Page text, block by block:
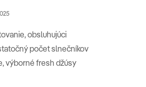
(resp. 10x, 14x ) ubytovanie,
kapacity, poistenie
CK , servisné poplatky
bezpečnostná taxa, iné poplatky
leteckej dopravy a transfery),
obsluhujúci
počet slnečníkov
výborné fresh džúsy